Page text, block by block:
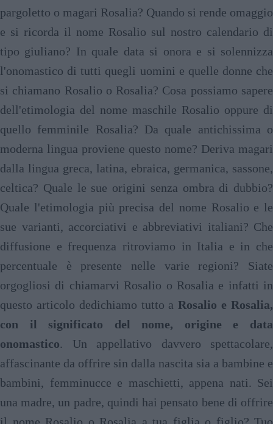
pargoletto o magari Rosalia? Quando si rende omaggio
e si ricorda il nome Rosalio sul nostro calendario di
tipo giuliano? In quale data si onora e si solennizza
l'onomastico di tutti quegli uomini e quelle donne che
si chiamano Rosalio o Rosalia? Cosa possiamo sapere
dell'etimologia del nome maschile Rosalio oppure di
quello femminile Rosalia? Da quale antichissima o
moderna lingua proviene questo nome? Deriva magari
dalla lingua greca, latina, ebraica, germanica, sassone,
celtica? Quale le sue origini senza ombra di dubbio?
Quale l'etimologia più precisa del nome Rosalio e le
sue varianti, accorciativi e abbreviativi italiani? Che
diffusione e frequenza ritroviamo in Italia e in che
percentuale è presente nelle varie regioni? Siate
orgogliosi di chiamarvi Rosalio o Rosalia e infatti in
questo articolo dedichiamo tutto aRosalio e Rosalia,
con il significato del nome, origine e data
onomastico. Un appellativo davvero spettacolare,
affascinante da offrire sin dalla nascita sia a bambine e
bambini, femminucce e maschietti, appena nati. Sei
una madre, un padre, quindi hai pensato bene di offrire